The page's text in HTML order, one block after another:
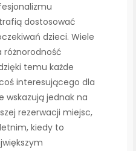
dostosować
dzieci. Wiele
różnorodność
temu każde
interesującego dla
wskazują jednak na
rezerwacji miejsc,
kiedy to